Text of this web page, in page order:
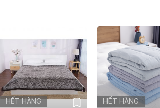
HẾT HÀNG HẾT HÀNG